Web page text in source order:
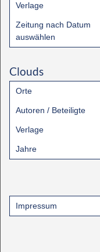
Verlage
Zeitung nach Datum
auswählen
Clouds
Orte
Autoren / Beteiligte
Verlage
Jahre
Impressum